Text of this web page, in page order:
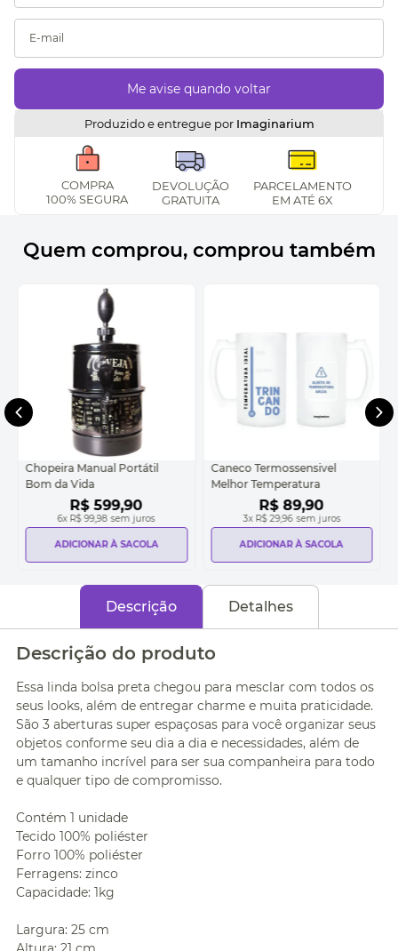
Produzido e entregue por Imaginarium
COMPRA
100% SEGURA
DEVOLUÇÃO
GRATUITA
PARCELAMENTO
EM ATÉ 6X
Quem comprou, comprou também
Chopeira Manual Portátil
Bom da Vida
R$ 599,90
6x R$ 99,98 sem juros
ADICIONAR À SACOLA
Caneco Termossensivel
Melhor Temperatura
R$ 89,90
3x R$ 29,96 sem juros
ADICIONAR À SACOLA
Descrição Detalhes
Descrição do produto
Essa linda bolsa preta chegou para mesclar com todos os
seus looks, além de entregar charme e muita praticidade.
São 3 aberturas super espaçosas para você organizar seus
objetos conforme seu dia a dia e necessidades, além de
um tamanho incrível para ser sua companheira para todo
e qualquer tipo de compromisso.
Contém 1 unidade
Tecido 100% poliéster
Forro 100% poliéster
Ferragens: zinco
Capacidade: 1kg
Largura: 25 cm